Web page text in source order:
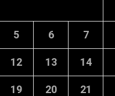
5 6 7
12 13 14
19 20 21